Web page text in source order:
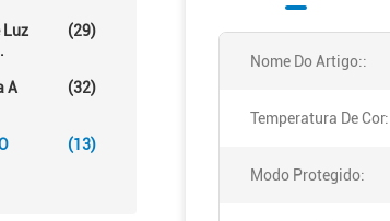
Luz
(29)
A
(32)
(13)
Nome Do Artigo::
Temperatura De Cor:
Modo Protegido: